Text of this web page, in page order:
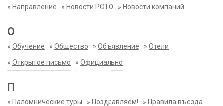
» Направление » Новости РСТО » Новости компаний
О
» Обучение » Общество » Объявление » Отели
» Открытое письмо » Официально
П
» Паломнические туры » Поздравляем! » Правила въезда